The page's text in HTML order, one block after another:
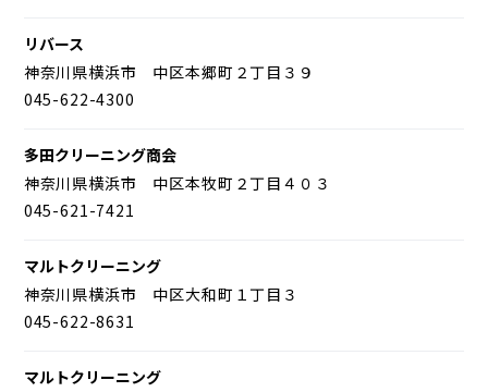
リバース
神奈川県横浜市 中区本郷町２丁目３９
045-622-4300
多田クリーニング商会
神奈川県横浜市 中区本牧町２丁目４０３
045-621-7421
マルトクリーニング
神奈川県横浜市 中区大和町１丁目３
045-622-8631
マルトクリーニング